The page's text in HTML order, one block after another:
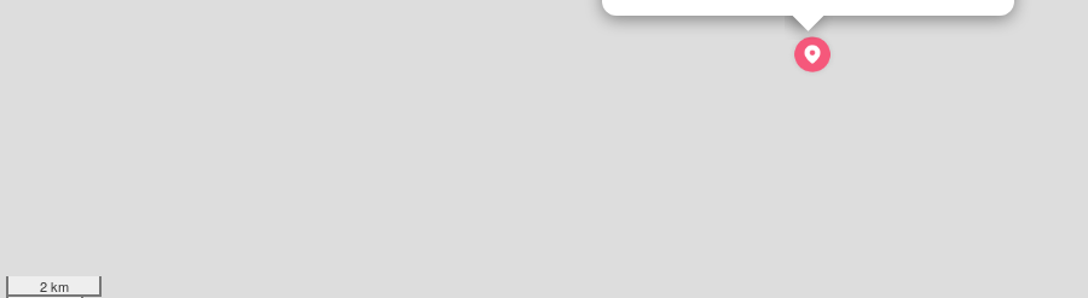
2 km